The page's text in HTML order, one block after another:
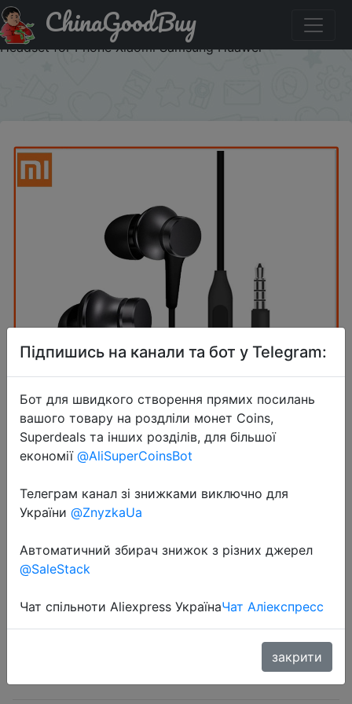
Придбати по акціи Original Xiaomi Piston 3 Earphone
Bass Wired 3.5MM In-ear Sport Headphone with Mic
Headset for Phone Xiaomi Samsung Huawei
ChinaGoodBuy
2024-10-26
Original Xiaomi Piston 3 Earphone
Bass Wired 3.5MM In-ear Sport
Headphone with Mic Headset for
Phone Xiaomi Samsung Huawei
$1.62
Підпишись на канали та бот у Telegram:
Бот для швидкого створення прямих посилань
вашого товару на роздліли монет Coins,
Superdeals та інших розділів, для більшої
економії @AliSuperCoinsBot
Телеграм канал зі знижками виключно для
України @ZnyzkaUa
Автоматичний збирач знижок з різних джерел
@SaleStack
Чат спільноти Aliexpress УкраїнаЧат Аліекспресс
закрити